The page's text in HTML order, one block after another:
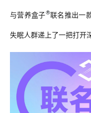
与营养盒子®联名推出一
失眠人群递上了一把打开